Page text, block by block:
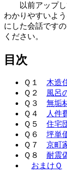
以前アップし
わかりやすいよ
にした会話です
ください。
目次
Ｑ１ 木造
Ｑ２
風呂
Ｑ３ 無垢
Ｑ４
人件
Ｑ５ 住宅
Ｑ６ 坪単
Ｑ７ 京町
Ｑ８ 耐震
おまけＱ